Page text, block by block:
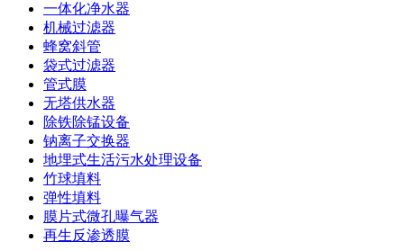
一体化净水器
机械过滤器
蜂窝斜管
袋式过滤器
管式膜
无塔供水器
除铁除锰设备
钠离子交换器
地埋式生活污水处理设备
竹球填料
弹性填料
膜片式微孔曝气器
再生反渗透膜